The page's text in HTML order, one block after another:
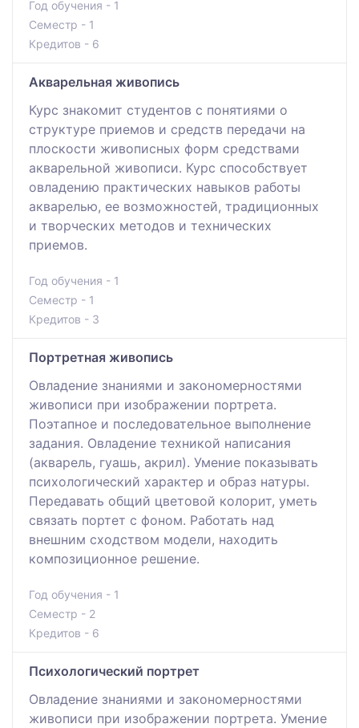
Год обучения - 1
Семестр - 1
Кредитов - 6
Акварельная живопись
Курс знакомит студентов с понятиями о
структуре приемов и средств передачи на
плоскости живописных форм средствами
акварельной живописи. Курс способствует
овладению практических навыков работы
акварелью, ее возможностей, традиционных
и творческих методов и технических
приемов.
Год обучения - 1
Семестр - 1
Кредитов - 3
Портретная живопись
Овладение знаниями и закономерностями
живописи при изображении портрета.
Поэтапное и последовательное выполнение
задания. Овладение техникой написания
(акварель, гуашь, акрил). Умение показывать
психологический характер и образ натуры.
Передавать общий цветовой колорит, уметь
связать портет с фоном. Работать над
внешним сходством модели, находить
композиционное решение.
Год обучения - 1
Семестр - 2
Кредитов - 6
Психологический портрет
Овладение знаниями и закономерностями
живописи при изображении портрета. Умение